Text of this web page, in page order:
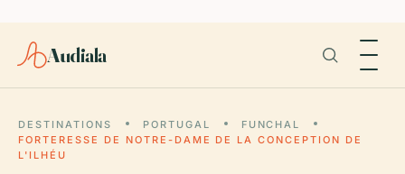
Audiala
DESTINATIONS PORTUGAL
FUNCHAL
FORTERESSE DE NOTRE-DAME DE LA CONCEPTION DE
L'ILHÉU